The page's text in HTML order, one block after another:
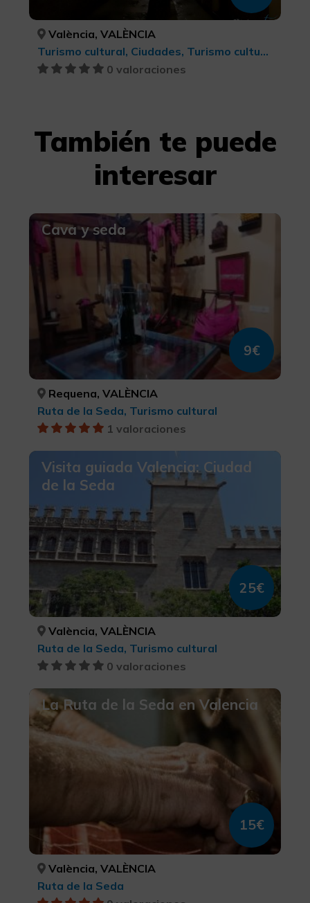
València, VALÈNCIA
Turismo cultural, Ciudades, Turismo cultural
0 valoraciones
También te puede
interesar
Cava y seda
9€
Requena, VALÈNCIA
Ruta de la Seda, Turismo cultural
1 valoraciones
Visita guiada Valencia: Ciudad
de la Seda
25€
València, VALÈNCIA
Ruta de la Seda, Turismo cultural
0 valoraciones
La Ruta de la Seda en Valencia
15€
València, VALÈNCIA
Ruta de la Seda